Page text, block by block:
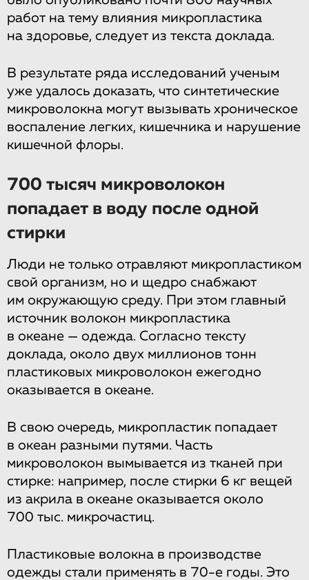
работ на тему влияния микропластика
на здоровье, следует из текста доклада.
В результате ряда исследований ученым
уже удалось доказать, что синтетические
микроволокна могут вызывать хроническое
воспаление легких, кишечника и нарушение
кишечной флоры.
700 тысяч микроволокон
попадает в воду после одной
стирки
Люди не только отравляют микропластиком
свой организм, но и щедро снабжают
им окружающую среду. При этом главный
источник волокон микропластика
в океане — одежда. Согласно тексту
доклада, около двух миллионов тонн
пластиковых микроволокон ежегодно
оказывается в океане.
В свою очередь, микропластик попадает
в океан разными путями. Часть
микроволокон вымывается из тканей при
стирке: например, после стирки 6 кг вещей
из акрила в океане оказывается около
700 тыс. микрочастиц.
Пластиковые волокна в производстве
одежды стали применять в 70-е годы. Это